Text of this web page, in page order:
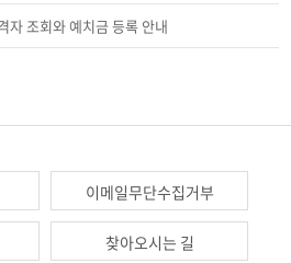
자 조회와 예치금 등록 안내
이메일무단수집거부
찾아오시는 길